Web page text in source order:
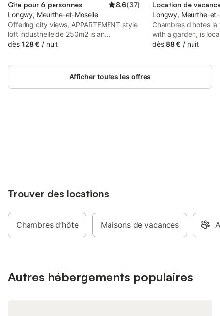
Gîte pour 6 personnes 8.6(37)
Longwy, Meurthe-et-Moselle
Offering city views, APPARTEMENT style
loft industrielle de 250m2 is an
accommodation located in Longwy, 42
km from Rockhal. Both free WiFi and
parking on-site are available at the
dès 128 € / nuit
Longwy, Meurthe-et-
Chambres d'hotes
with a garden, is
km from
24 km from Rockhal.
dès 88 € / nuit
Afficher toutes les offres
Trouver des locations
Chambres d’hôte Maisons de vacances
Autres hébergements populaires